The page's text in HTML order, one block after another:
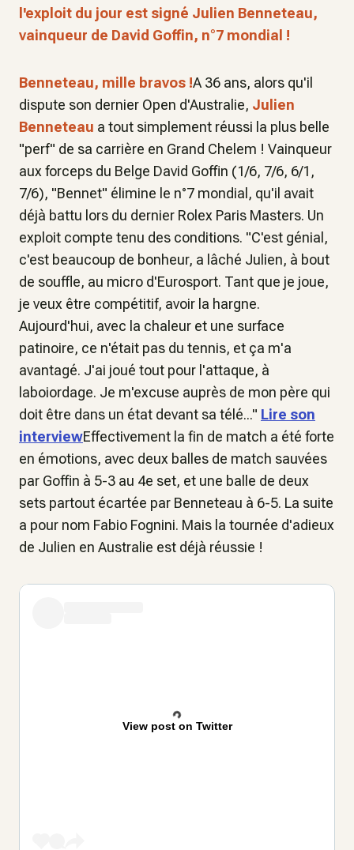
l'exploit du jour est signé Julien Benneteau,
vainqueur de David Goffin, n°7 mondial !
Benneteau, mille bravos !A 36 ans, alors qu'il
dispute son dernier Open d'Australie, Julien
Benneteau a tout simplement réussi la plus belle
"perf" de sa carrière en Grand Chelem ! Vainqueur
aux forceps du Belge David Goffin (1/6, 7/6, 6/1,
7/6), "Bennet" élimine le n°7 mondial, qu'il avait
déjà battu lors du dernier Rolex Paris Masters. Un
exploit compte tenu des conditions. "C'est génial,
c'est beaucoup de bonheur, a lâché Julien, à bout
de souffle, au micro d'Eurosport. Tant que je joue,
je veux être compétitif, avoir la hargne.
Aujourd'hui, avec la chaleur et une surface
patinoire, ce n'était pas du tennis, et ça m'a
avantagé. J'ai joué tout pour l'attaque, à
laboiordage. Je m'excuse auprès de mon père qui
doit être dans un état devant sa télé..." Lire son
interviewEffectivement la fin de match a été forte
en émotions, avec deux balles de match sauvées
par Goffin à 5-3 au 4e set, et une balle de deux
sets partout écartée par Benneteau à 6-5. La suite
a pour nom Fabio Fognini. Mais la tournée d'adieux
de Julien en Australie est déjà réussie !
View post on Twitter